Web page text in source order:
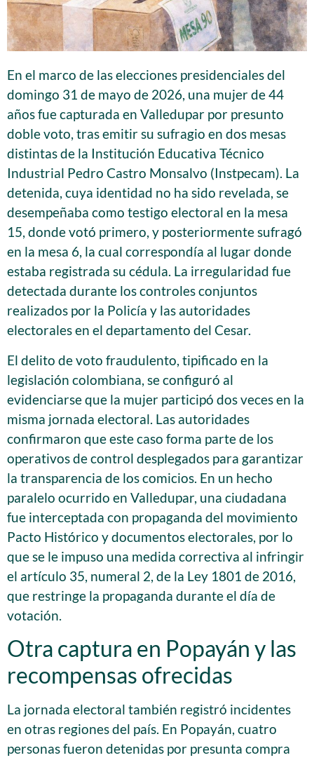
En el marco de las elecciones presidenciales del
domingo 31 de mayo de 2026, una mujer de 44
años fue capturada en Valledupar por presunto
doble voto, tras emitir su sufragio en dos mesas
distintas de la Institución Educativa Técnico
Industrial Pedro Castro Monsalvo (Instpecam). La
detenida, cuya identidad no ha sido revelada, se
desempeñaba como testigo electoral en la mesa
15, donde votó primero, y posteriormente sufragó
en la mesa 6, la cual correspondía al lugar donde
estaba registrada su cédula. La irregularidad fue
detectada durante los controles conjuntos
realizados por la Policía y las autoridades
electorales en el departamento del Cesar.
El delito de voto fraudulento, tipificado en la
legislación colombiana, se configuró al
evidenciarse que la mujer participó dos veces en la
misma jornada electoral. Las autoridades
confirmaron que este caso forma parte de los
operativos de control desplegados para garantizar
la transparencia de los comicios. En un hecho
paralelo ocurrido en Valledupar, una ciudadana
fue interceptada con propaganda del movimiento
Pacto Histórico y documentos electorales, por lo
que se le impuso una medida correctiva al infringir
el artículo 35, numeral 2, de la Ley 1801 de 2016,
que restringe la propaganda durante el día de
votación.
Otra captura en Popayán y las
recompensas ofrecidas
La jornada electoral también registró incidentes
en otras regiones del país. En Popayán, cuatro
personas fueron detenidas por presunta compra